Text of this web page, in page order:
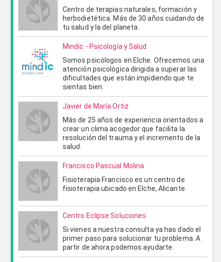
ENVIAR CANCELAR
Centro de terapias naturales, formación y
herbodietética. Más de 30 años cuidando de
tu salud y la del planeta.
Mindic - Psicología y Salud
Somos psicólogos en Elche. Ofrecemos una
atención psicológica dirigida a superar las
dificultades que están impidiendo que te
sientas bien.
Javier de María Ortiz
Más de 25 años de experiencia orientados a
crear un clima acogedor que facilita la
resolución del trauma y el incremento de la
salud.
Francisco Pascual Molina
Fisioterapia Francisco es un centro de
fisioterapia ubicado en Elche, Alicante.
Centro Eclipse Soluciones
Si vienes a nuestra consulta ya has dado el
primer paso para solucionar tu problema. A
partir de ahora podemos ayudarte.